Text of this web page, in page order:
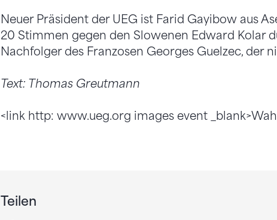
Neuer Präsident der UEG ist Farid Gayibow aus
20 Stimmen gegen den Slowenen Edward Kolar
Nachfolger des Franzosen Georges Guelzec, der
Text: Thomas Greutmann
<link http: www.ueg.org images event
Teilen